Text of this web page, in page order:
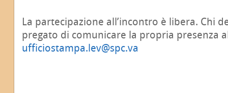
La partecipazione all’incontro è libera. Chi
pregato di comunicare la propria presenza
ufficiostampa.lev@spc.va